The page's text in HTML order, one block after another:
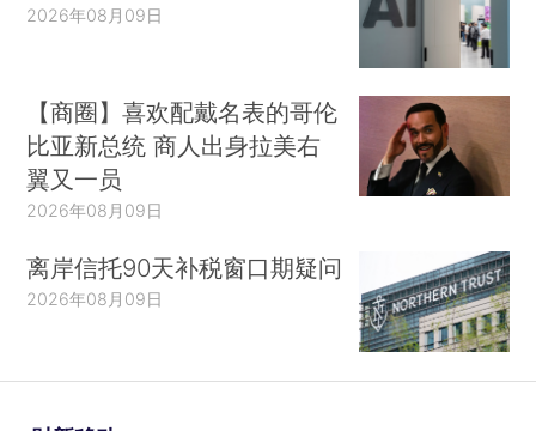
2026年08月09日
【商圈】喜欢配戴名表的哥伦
比亚新总统 商人出身拉美右
翼又一员
2026年08月09日
离岸信托90天补税窗口期疑问
2026年08月09日